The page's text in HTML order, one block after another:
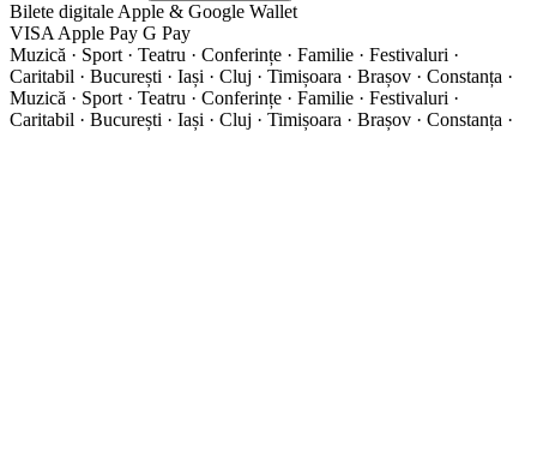
Bilete digitale Apple & Google Wallet
VISA Apple Pay G Pay
Muzică · Sport · Teatru · Conferințe · Familie · Festivaluri ·
Caritabil · București · Iași · Cluj · Timișoara · Brașov · Constanța ·
Muzică · Sport · Teatru · Conferințe · Familie · Festivaluri ·
Caritabil · București · Iași · Cluj · Timișoara · Brașov · Constanța ·